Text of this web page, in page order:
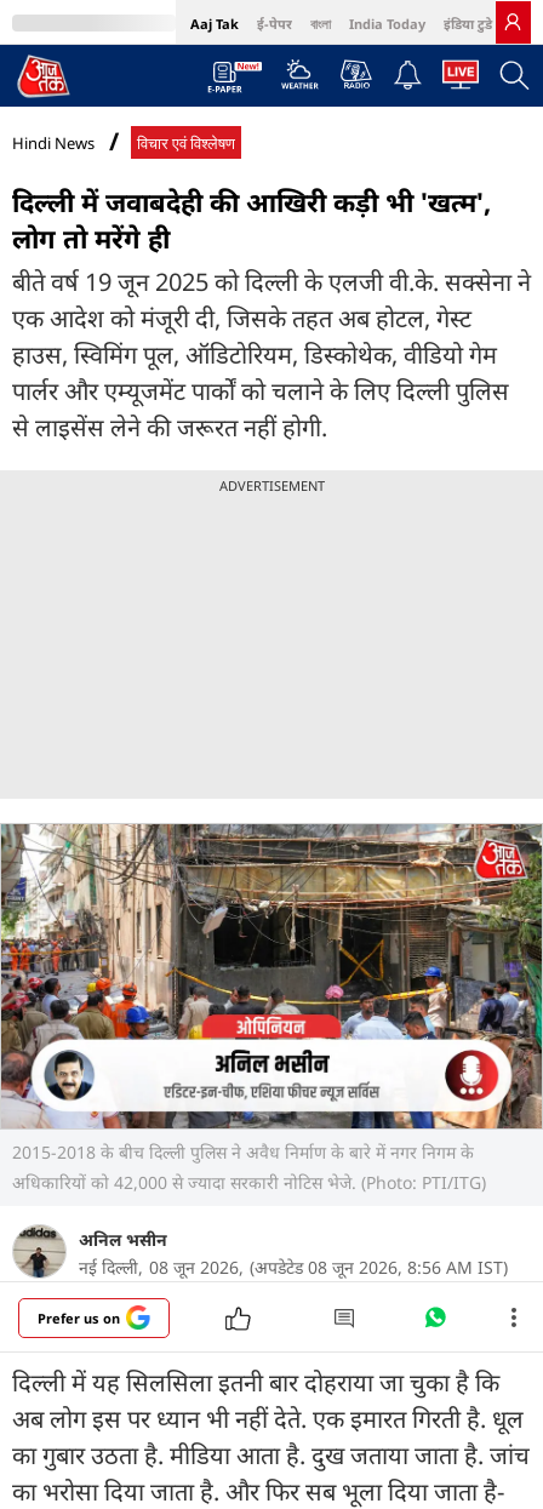
Aaj Tak ई-पेपर বাংলা India Today इंडिया टुडे हिंदी
MumbaiTak Cosmopolitan Harper's Bazaar Northeast
Hindi News विचार एवं विश्लेषण
दिल्ली में जवाबदेही की आखिरी कड़ी भी 'खत्म',
लोग तो मरेंगे ही
बीते वर्ष 19 जून 2025 को दिल्ली के एलजी वी.के. सक्सेना ने
एक आदेश को मंजूरी दी, जिसके तहत अब होटल, गेस्ट
हाउस, स्विमिंग पूल, ऑडिटोरियम, डिस्कोथेक, वीडियो गेम
पार्लर और एम्यूजमेंट पार्कों को चलाने के लिए दिल्ली पुलिस
से लाइसेंस लेने की जरूरत नहीं होगी.
ADVERTISEMENT
2015-2018 के बीच दिल्ली पुलिस ने अवैध निर्माण के बारे में नगर निगम के
अधिकारियों को 42,000 से ज्यादा सरकारी नोटिस भेजे. (Photo: PTI/ITG)
अनिल भसीन
नई दिल्ली, 08 जून 2026, (अपडेटेड 08 जून 2026, 8:56 AM IST)
Prefer us on
द‍िल्‍ली में यह सिलसिला इतनी बार दोहराया जा चुका है कि
अब लोग इस पर ध्यान भी नहीं देते. एक इमारत गिरती है. धूल
का गुबार उठता है. मीड‍िया आता है. दुख जताया जाता है. जांच
का भरोसा दिया जाता है. और फिर सब भूला द‍िया जाता है-